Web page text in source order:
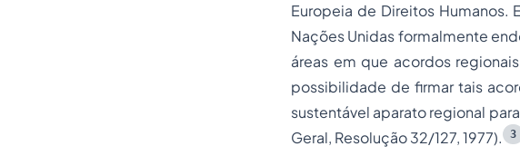
Europeia de Direitos Humanos.
Nações Unidas formalmente
áreas em que acordos
possibilidade de firmar tais
sustentável aparato regional
Geral, Resolução 32/127, 1977).
3